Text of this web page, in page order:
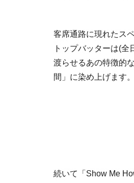
客席通路に現れたス
トップバッターは(
渡らせるあの特徴的
間」に染め上げます。
続いて「Show Me